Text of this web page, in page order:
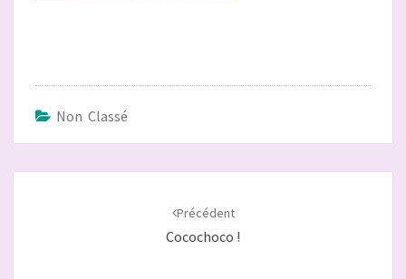
Non Classé
Précédent
Cocochoco !